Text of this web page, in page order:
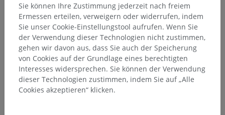
Anatomische Hierarchie
Anatomie des Menschen 2
Anatomie des Menschen 1
Sie können Ihre Zustimmung jederzeit nach freiem
Ermessen erteilen, verweigern oder widerrufen, indem
Sie unser Cookie-Einstellungstool aufrufen. Wenn Sie
der Verwendung dieser Technologien nicht zustimmen,
gehen wir davon aus, dass Sie auch der Speicherung
von Cookies auf der Grundlage eines berechtigten
Interesses widersprechen. Sie können der Verwendung
dieser Technologien zustimmen, indem Sie auf „Alle
Cookies akzeptieren“ klicken.